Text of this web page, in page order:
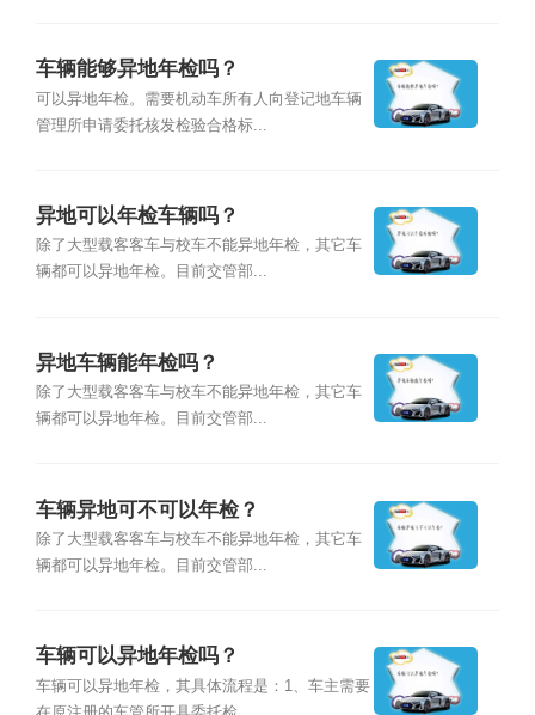
车辆能够异地年检吗？
可以异地年检。需要机动车所有人向登记地车辆
管理所申请委托核发检验合格标...
异地可以年检车辆吗？
除了大型载客客车与校车不能异地年检，其它车
辆都可以异地年检。目前交管部...
异地车辆能年检吗？
除了大型载客客车与校车不能异地年检，其它车
辆都可以异地年检。目前交管部...
车辆异地可不可以年检？
除了大型载客客车与校车不能异地年检，其它车
辆都可以异地年检。目前交管部...
车辆可以异地年检吗？
车辆可以异地年检，其具体流程是：1、车主需要